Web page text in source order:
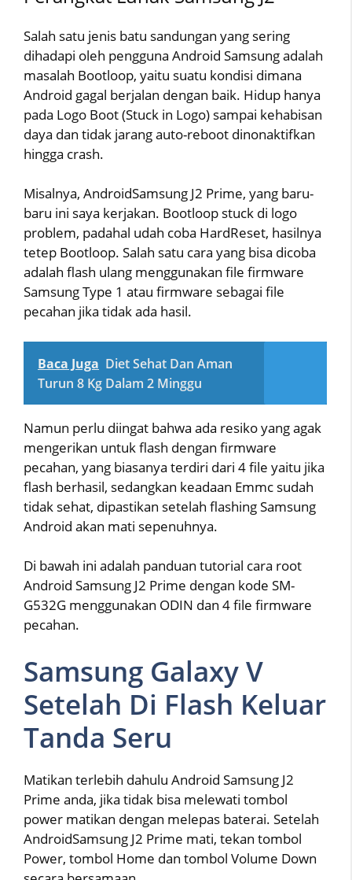
Salah satu jenis batu sandungan yang sering
dihadapi oleh pengguna Android Samsung adalah
masalah Bootloop, yaitu suatu kondisi dimana
Android gagal berjalan dengan baik. Hidup hanya
pada Logo Boot (Stuck in Logo) sampai kehabisan
daya dan tidak jarang auto-reboot dinonaktifkan
hingga crash.
Misalnya, AndroidSamsung J2 Prime, yang baru-
baru ini saya kerjakan. Bootloop stuck di logo
problem, padahal udah coba HardReset, hasilnya
tetep Bootloop. Salah satu cara yang bisa dicoba
adalah flash ulang menggunakan file firmware
Samsung Type 1 atau firmware sebagai file
pecahan jika tidak ada hasil.
Baca Juga Diet Sehat Dan Aman
Turun 8 Kg Dalam 2 Minggu
Namun perlu diingat bahwa ada resiko yang agak
mengerikan untuk flash dengan firmware
pecahan, yang biasanya terdiri dari 4 file yaitu jika
flash berhasil, sedangkan keadaan Emmc sudah
tidak sehat, dipastikan setelah flashing Samsung
Android akan mati sepenuhnya.
Di bawah ini adalah panduan tutorial cara root
Android Samsung J2 Prime dengan kode SM-
G532G menggunakan ODIN dan 4 file firmware
pecahan.
Samsung Galaxy V
Setelah Di Flash Keluar
Tanda Seru
Matikan terlebih dahulu Android Samsung J2
Prime anda, jika tidak bisa melewati tombol
power matikan dengan melepas baterai. Setelah
AndroidSamsung J2 Prime mati, tekan tombol
Power, tombol Home dan tombol Volume Down